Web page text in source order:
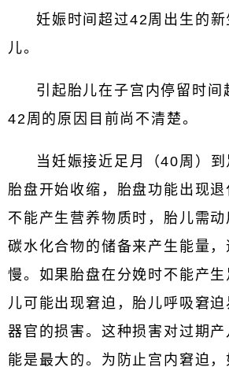
妊娠时间超过42周出生的
儿。
引起胎儿在子宫内停留时间
42周的原因目前尚不清楚。
当妊娠接近足月（40周）到
胎盘开始收缩，胎盘功能出现
不能产生营养物质时，胎儿需动
碳水化合物的储备来产生能量
慢。如果胎盘在分娩时不能产
儿可能出现窘迫，胎儿呼吸窘
器官的损害。这种损害对过期产
能是最大的。为防止宫内窘迫